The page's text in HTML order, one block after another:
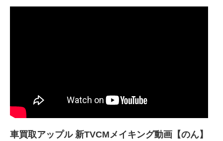
車買取アップル 新TVCMメイキング動画【のん】